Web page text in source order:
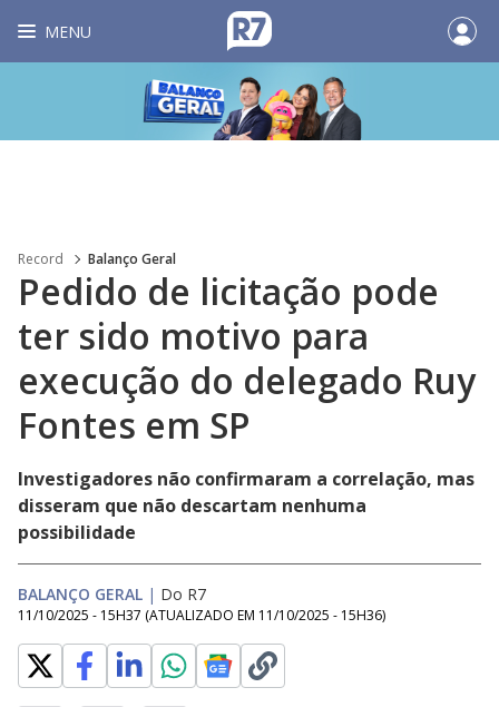
MENU
Record Balanço Geral
Pedido de licitação pode
ter sido motivo para
execução do delegado Ruy
Fontes em SP
Investigadores não confirmaram a correlação, mas
disseram que não descartam nenhuma
possibilidade
BALANÇO GERAL | Do R7
11/10/2025 - 15H37 (ATUALIZADO EM 11/10/2025 - 15H36)